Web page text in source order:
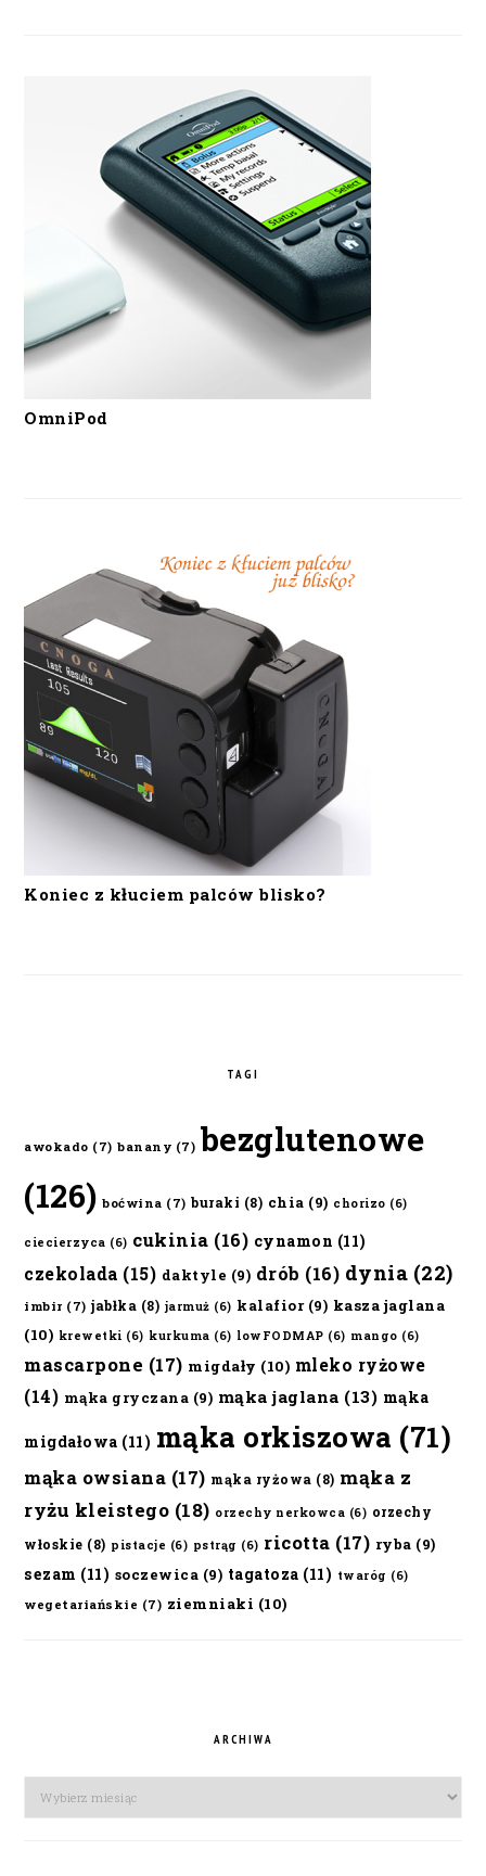
OmniPod
Koniec z kłuciem palców blisko?
TAGI
awokado (7) banany (7) bezglutenowe
(126) boćwina (7) buraki (8) chia (9) chorizo (6)
ciecierzyca (6) cukinia (16) cynamon (11)
czekolada (15) daktyle (9) drób (16) dynia (22)
imbir (7) jabłka (8) jarmuż (6) kalafior(9) kasza jaglana
(10) krewetki (6) kurkuma (6) lowFODMAP (6) mango (6)
mascarpone (17) migdały (10) mleko ryżowe
(14) mąka gryczana (9) mąka jaglana (13) mąka
migdałowa (11) mąka orkiszowa (71)
mąka owsiana (17) mąka ryżowa (8) mąka z
ryżu kleistego (18) orzechy nerkowca (6) orzechy
włoskie (8) pistacje (6) pstrąg (6) ricotta (17) ryba (9)
sezam (11) soczewica (9) tagatoza (11) twaróg (6)
wegetariańskie (7) ziemniaki (10)
ARCHIWA
Archiwa